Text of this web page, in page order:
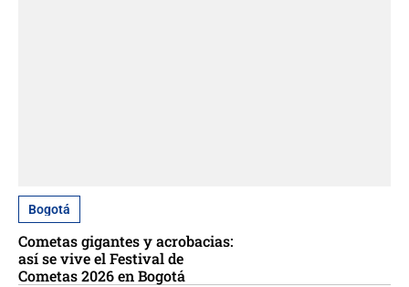
Bogotá
Cometas gigantes y acrobacias:
así se vive el Festival de
Cometas 2026 en Bogotá